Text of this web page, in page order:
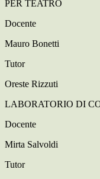
PER TEATRO
Docente
Mauro Bonetti
Tutor
Oreste Rizzuti
LABORATORIO DI
Docente
Mirta Salvoldi
Tutor